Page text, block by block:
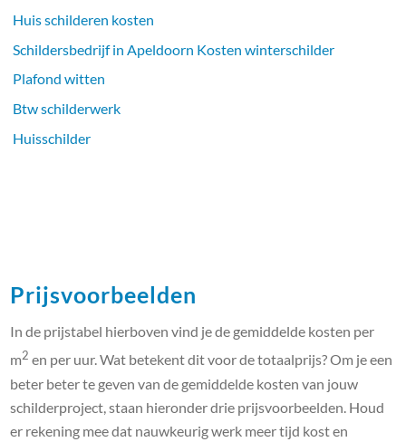
Huis schilderen kosten
Schildersbedrijf in Apeldoorn Kosten winterschilder
Plafond witten
Btw schilderwerk
Huisschilder
Prijsvoorbeelden
In de prijstabel hierboven vind je de gemiddelde kosten per
m2 en per uur. Wat betekent dit voor de totaalprijs? Om je een
beter beter te geven van de gemiddelde kosten van jouw
schilderproject, staan hieronder drie prijsvoorbeelden. Houd
er rekening mee dat nauwkeurig werk meer tijd kost en